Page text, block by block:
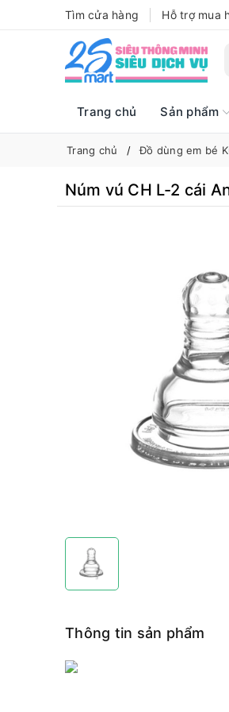
Tìm cửa hàng Hỗ trợ mua
Trang chủ Sản phẩm
Trang chủ Đồ dùng em bé
Núm vú CH L-2 cái
Thông tin sản phẩm